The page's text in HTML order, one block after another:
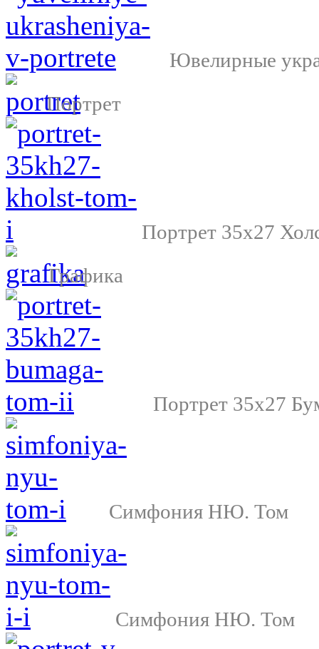
Ювелирные
Портрет
Портрет 35х27
Графика
Портрет 35х27
Симфония НЮ. Том
Симфония НЮ. Том